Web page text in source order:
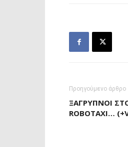
Προηγούμενο άρθρο
ΞΆΓΡΥΠΝΟΙ
ROBOTAXI…